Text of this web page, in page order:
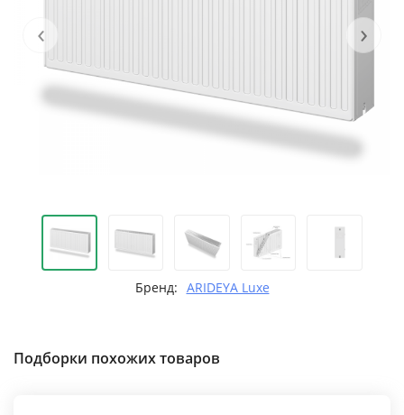
‹ ›
Бренд: ARIDEYA Luxe
Подборки похожих товаров